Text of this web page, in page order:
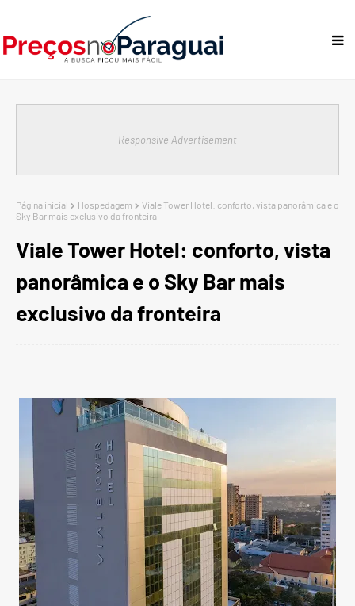
Responsive Advertisement
Página inicial Hospedagem
Viale Tower Hotel: conforto, vista panorâmica e o
Sky Bar mais exclusivo da fronteira
Viale Tower Hotel: conforto, vista
panorâmica e o Sky Bar mais
exclusivo da fronteira